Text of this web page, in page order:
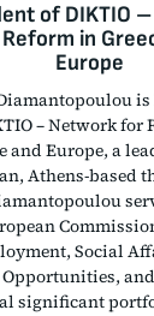
of DIKTIO
in
Europe
– Network for
and Europe, a
Athens-based
Social
significant